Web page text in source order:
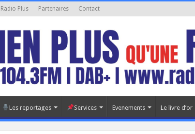
Plus Partenaires Contact
Les reportages Services Evenements Le livre d’or